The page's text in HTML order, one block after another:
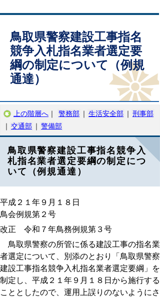
鳥取県警察建設工事指名
競争入札指名業者選定要
綱の制定について（例規
通達）
上の階層へ ｜ 警務部 ｜ 生活安全部 ｜ 刑事部
｜ 交通部 ｜ 警備部
鳥取県警察建設工事指名競争入
札指名業者選定要綱の制定につ
いて（例規通達）
平成２１年９月１８日
鳥会例規第２号
改正 令和７年鳥務例規第３号
鳥取県警察の所管に係る建設工事の指名業
者選定について、別添のとおり「鳥取県警察
建設工事指名競争入札指名業者選定要綱」を
制定し、平成２１年９月１８日から施行する
こととしたので、運用上誤りのないようにさ